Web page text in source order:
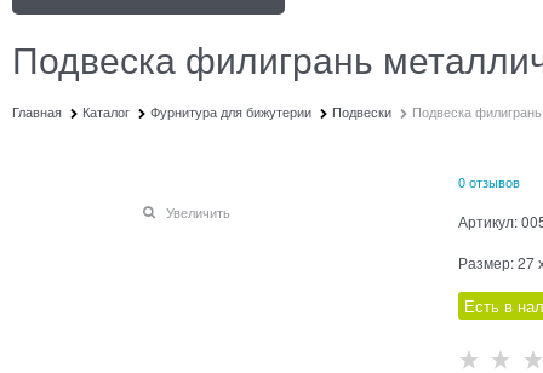
Подвеска филигрань
Главная Каталог Фурнитура для бижутерии Подвески Подвеска
Увеличить
0 отзывов
Артикул:
Размер:27
Есть в